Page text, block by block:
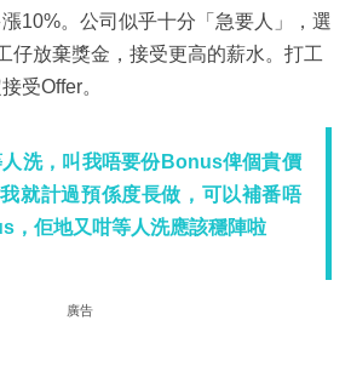
10%。公司似乎十分「急要人」，選
仔放棄獎金，接受更高的薪水。打工
受Offer。
洗，叫我唔要份Bonus俾個貴價
就計過預係度長做，可以補番唔
，佢地又咁等人洗應該穩陣啦
廣告